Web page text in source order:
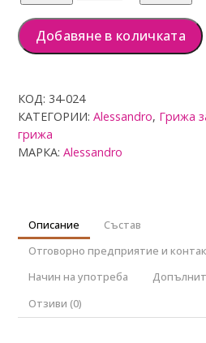
alessandro
SPA
Мус
GENTLE
75мл
Добавяне в количката
КОД: 34-024
КАТЕГОРИИ:Alessandro, Грижа
грижа
МАРКА:Alessandro
Описание
Състав
Отговорно предприятие и
Начин на употреба
Отзиви (0)